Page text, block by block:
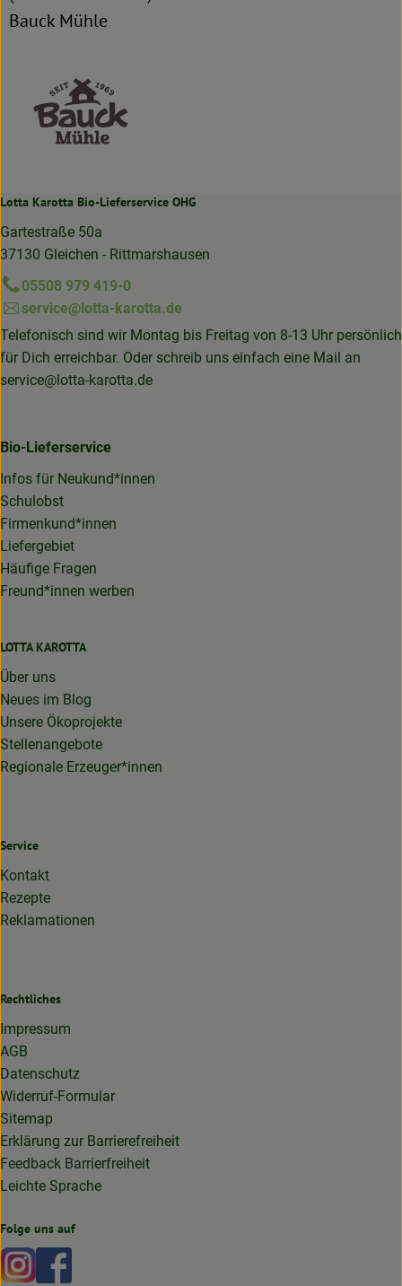
Bauck Mühle
Lotta Karotta Bio-Lieferservice OHG
Gartestraße 50a
37130 Gleichen - Rittmarshausen
05508 979 419-0
service@lotta-karotta.de
Telefonisch sind wir Montag bis Freitag von 8-13 Uhr persönlich
für Dich erreichbar. Oder schreib uns einfach eine Mail an
service@lotta-karotta.de
Bio-Lieferservice
Infos für Neukund*innen
Schulobst
Firmenkund*innen
Liefergebiet
Häufige Fragen
Freund*innen werben
LOTTA KAROTTA
Über uns
Neues im Blog
Unsere Ökoprojekte
Stellenangebote
Regionale Erzeuger*innen
Service
Kontakt
Rezepte
Reklamationen
Rechtliches
Impressum
AGB
Datenschutz
Widerruf-Formular
Sitemap
Erklärung zur Barrierefreiheit
Feedback Barrierfreiheit
Leichte Sprache
Folge uns auf
Externer Link zu https://www.instagram.com/